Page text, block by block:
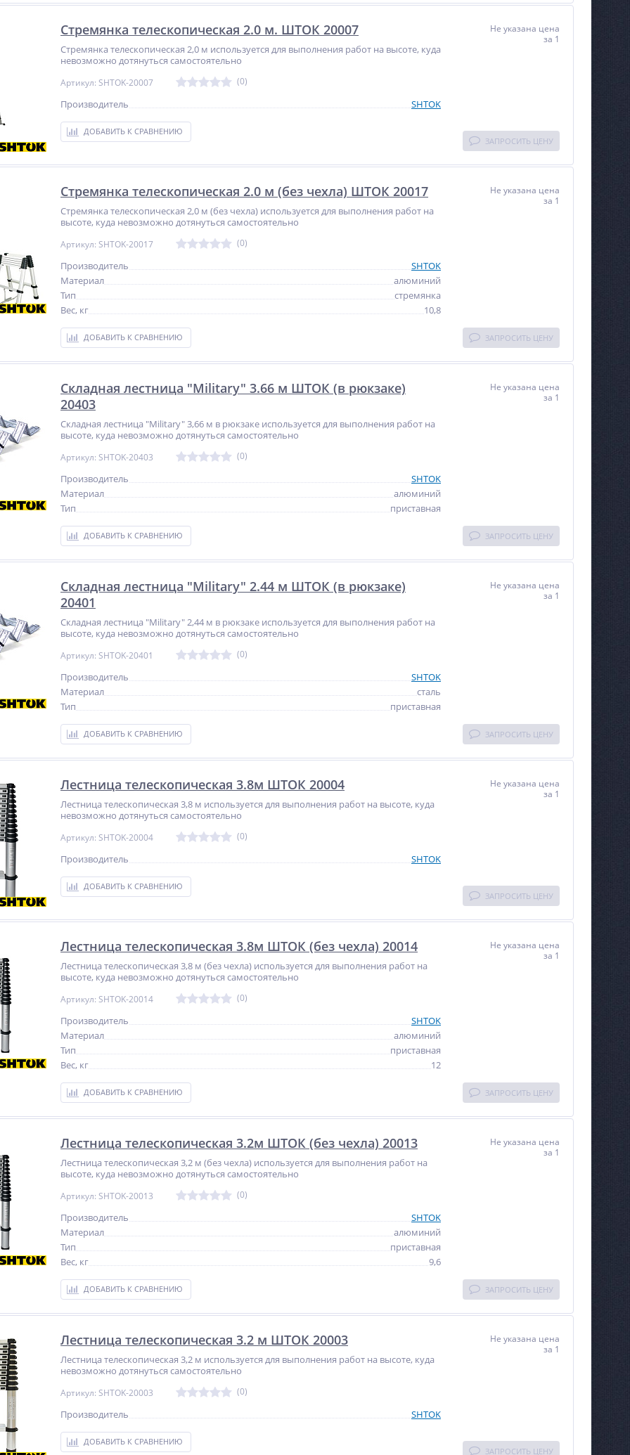
Стремянка телескопическая 2.0 м. ШТОК 20007
Стремянка телескопическая 2,0 м используется для выполнения работ на высоте, куда
невозможно дотянуться самостоятельно
Артикул: SHTOK-20007 (0)
Производитель SHTOK
ДОБАВИТЬ К СРАВНЕНИЮ
Не указана цена
за 1
ЗАПРОСИТЬ ЦЕНУ
Стремянка телескопическая 2.0 м (без чехла) ШТОК 20017
Стремянка телескопическая 2,0 м (без чехла) используется для выполнения работ на
высоте, куда невозможно дотянуться самостоятельно
Артикул: SHTOK-20017 (0)
Производитель
SHTOK
Материал
алюминий
Тип
стремянка
Вес, кг
10,8
ДОБАВИТЬ К СРАВНЕНИЮ
Не указана цена
за 1
ЗАПРОСИТЬ ЦЕНУ
Складная лестница "Military" 3.66 м ШТОК (в рюкзаке)
20403
Складная лестница "Military" 3,66 м в рюкзаке используется для выполнения работ на
высоте, куда невозможно дотянуться самостоятельно
Артикул: SHTOK-20403 (0)
Производитель
SHTOK
Материал
алюминий
Тип
приставная
ДОБАВИТЬ К СРАВНЕНИЮ
Не указана цена
за 1
ЗАПРОСИТЬ ЦЕНУ
Складная лестница "Military" 2.44 м ШТОК (в рюкзаке)
20401
Складная лестница "Military" 2,44 м в рюкзаке используется для выполнения работ на
высоте, куда невозможно дотянуться самостоятельно
Артикул: SHTOK-20401 (0)
Производитель
SHTOK
Материал
сталь
Тип
приставная
ДОБАВИТЬ К СРАВНЕНИЮ
Не указана цена
за 1
ЗАПРОСИТЬ ЦЕНУ
Лестница телескопическая 3.8м ШТОК 20004
Лестница телескопическая 3,8 м используется для выполнения работ на высоте, куда
невозможно дотянуться самостоятельно
Артикул: SHTOK-20004 (0)
Производитель SHTOK
ДОБАВИТЬ К СРАВНЕНИЮ
Не указана цена
за 1
ЗАПРОСИТЬ ЦЕНУ
Лестница телескопическая 3.8м ШТОК (без чехла) 20014
Лестница телескопическая 3,8 м (без чехла) используется для выполнения работ на
высоте, куда невозможно дотянуться самостоятельно
Артикул: SHTOK-20014 (0)
Производитель
SHTOK
Материал
алюминий
Тип
приставная
Вес, кг
12
ДОБАВИТЬ К СРАВНЕНИЮ
Не указана цена
за 1
ЗАПРОСИТЬ ЦЕНУ
Лестница телескопическая 3.2м ШТОК (без чехла) 20013
Лестница телескопическая 3,2 м (без чехла) используется для выполнения работ на
высоте, куда невозможно дотянуться самостоятельно
Артикул: SHTOK-20013 (0)
Производитель
SHTOK
Материал
алюминий
Тип
приставная
Вес, кг
9,6
ДОБАВИТЬ К СРАВНЕНИЮ
Не указана цена
за 1
ЗАПРОСИТЬ ЦЕНУ
Лестница телескопическая 3.2 м ШТОК 20003
Лестница телескопическая 3,2 м используется для выполнения работ на высоте, куда
невозможно дотянуться самостоятельно
Артикул: SHTOK-20003 (0)
Производитель SHTOK
ДОБАВИТЬ К СРАВНЕНИЮ
Не указана цена
за 1
ЗАПРОСИТЬ ЦЕНУ